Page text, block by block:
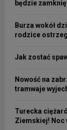
będzie
Burza wokół
rodzice
Jak zostać
Nowość na
tramwaje
Turecka
Ziemskiej! Noc